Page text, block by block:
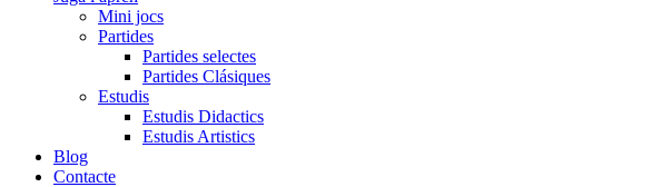
Mini jocs
Partides
Partides selectes
Partides Clásiques
Estudis
Estudis Didactics
Estudis Artistics
Blog
Contacte